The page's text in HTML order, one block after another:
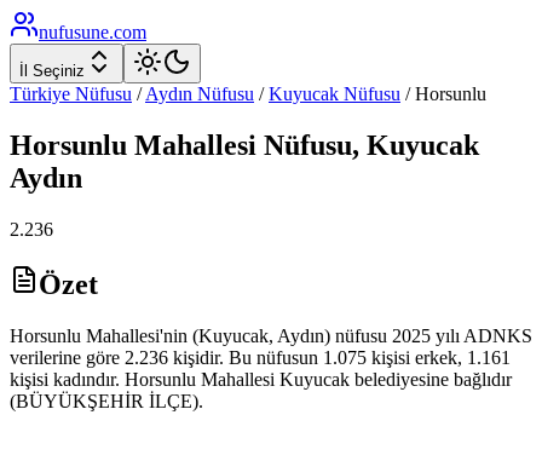
nufusune.com
İl Seçiniz
Türkiye Nüfusu / Aydın Nüfusu / Kuyucak Nüfusu /Horsunlu
Horsunlu Mahallesi Nüfusu, Kuyucak
Aydın
2.236
Özet
Horsunlu Mahallesi'nin (Kuyucak, Aydın) nüfusu 2025 yılı ADNKS
verilerine göre 2.236 kişidir. Bu nüfusun 1.075 kişisi erkek, 1.161
kişisi kadındır. Horsunlu Mahallesi Kuyucak belediyesine bağlıdır
(BÜYÜKŞEHİR İLÇE).